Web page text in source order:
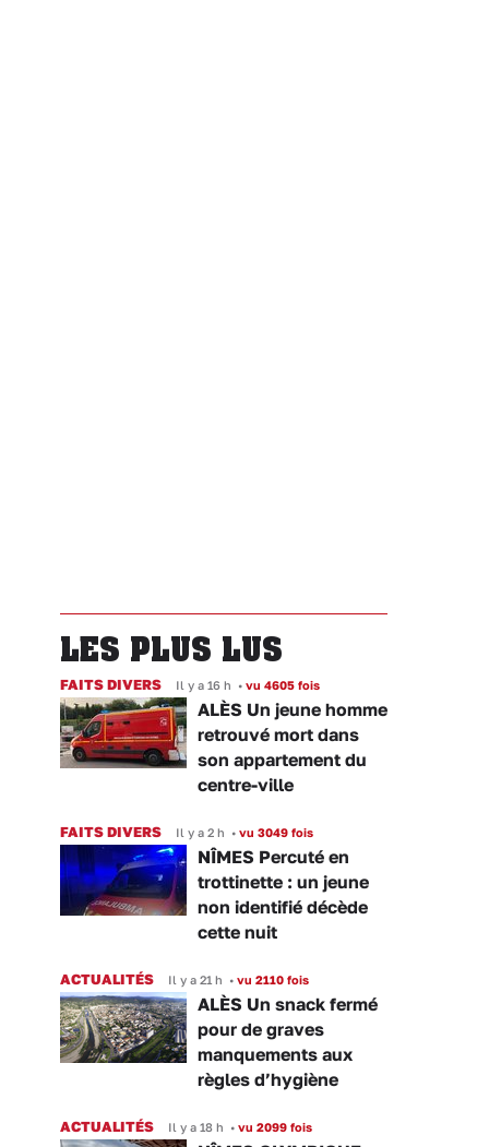
LES PLUS LUS
FAITS DIVERS Il y a 16 h • vu 4605 fois
ALÈS Un jeune homme
retrouvé mort dans
son appartement du
centre-ville
FAITS DIVERS Il y a 2 h • vu 3049 fois
NÎMES Percuté en
trottinette : un jeune
non identifié décède
cette nuit
ACTUALITÉS Il y a 21 h • vu 2110 fois
ALÈS Un snack fermé
pour de graves
manquements aux
règles d’hygiène
ACTUALITÉS Il y a 18 h • vu 2099 fois